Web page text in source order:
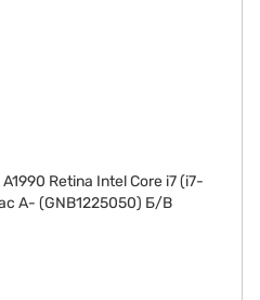
Retina Intel Core i7 (i7-
A- (GNB1225050) Б/В